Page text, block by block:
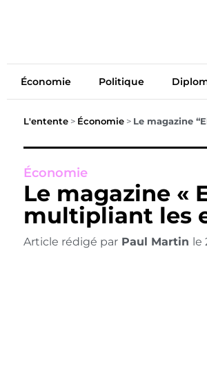
Économie Politique
L'entente> Économie> Le magazine
Économie
Le magazine «
multipliant les
Article rédigé par Paul Martin le